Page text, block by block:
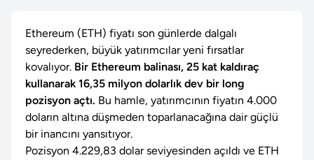
Ethereum (ETH) fiyatı son günlerde dalgalı
seyrederken, büyük yatırımcılar yeni fırsatlar
kovalıyor. Bir Ethereum balinası, 25 kat kaldıraç
kullanarak 16,35 milyon dolarlık dev bir long
pozisyon açtı. Bu hamle, yatırımcının fiyatın 4.000
doların altına düşmeden toparlanacağına dair güçlü
bir inancını yansıtıyor.
Pozisyon 4.229,83 dolar seviyesinden açıldı ve ETH